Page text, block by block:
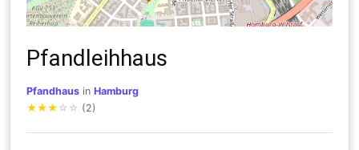
Pfandleihhaus
Pfandhaus inHamburg
★★★ ☆ ☆ (2)